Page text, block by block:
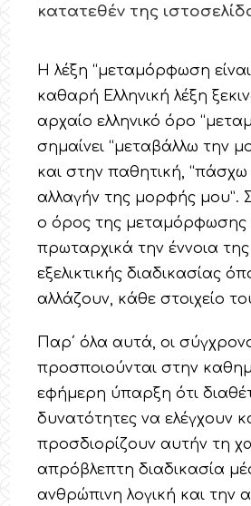
κατατεθέν της
Η λέξη “μεταμόρφωση
καθαρή Ελληνική λέξη
αρχαίο ελληνικό όρο
σημαίνει “μεταβάλλω την
και στην παθητική, “πάσχω
αλλαγήν της μορφής μου”.
ο όρος της μεταμόρφωσης
πρωταρχικά την έννοια της
εξελικτικής διαδικασίας
αλλάζουν, κάθε στοιχείο
Παρ΄ όλα αυτά, οι
προσποιούνται στην
εφήμερη ύπαρξη ότι
δυνατότητες να ελέγχουν
προσδιορίζουν αυτήν τη
απρόβλεπτη διαδικασία
ανθρώπινη λογική και την